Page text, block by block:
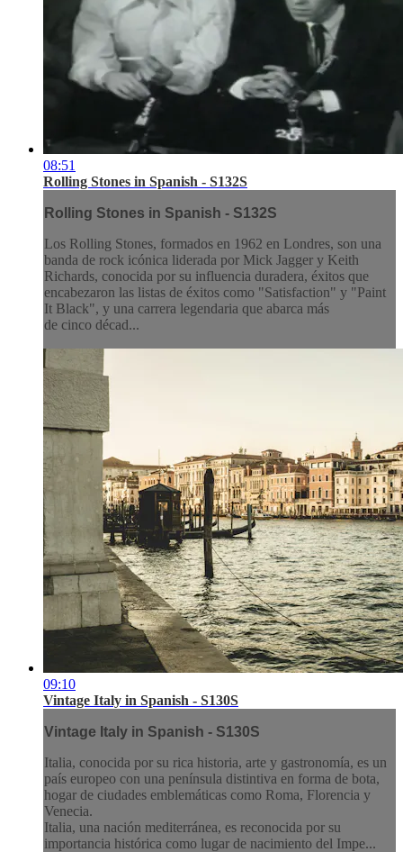
08:51
Rolling Stones in Spanish - S132S
Rolling Stones in Spanish - S132S
Los Rolling Stones, formados en 1962 en Londres, son una
banda de rock icónica liderada por Mick Jagger y Keith
Richards, conocida por su influencia duradera, éxitos que
encabezaron las listas de éxitos como "Satisfaction" y "Paint
It Black", y una carrera legendaria que abarca más
de cinco décad...
09:10
Vintage Italy in Spanish - S130S
Vintage Italy in Spanish - S130S
Italia, conocida por su rica historia, arte y gastronomía, es un
país europeo con una península distintiva en forma de bota,
hogar de ciudades emblemáticas como Roma, Florencia y
Venecia.
Italia, una nación mediterránea, es reconocida por su
importancia histórica como lugar de nacimiento del Impe...